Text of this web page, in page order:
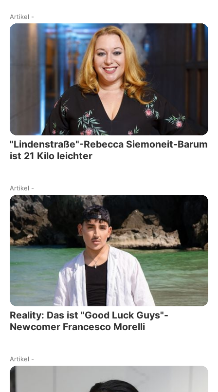
Artikel -
"Lindenstraße"-Rebecca Siemoneit-Barum
ist 21 Kilo leichter
Artikel -
Reality: Das ist "Good Luck Guys"-
Newcomer Francesco Morelli
Artikel -